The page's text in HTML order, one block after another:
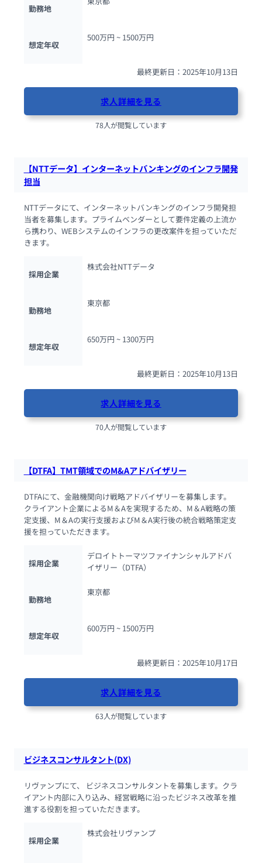
勤務地
想定年収
500万円 ~ 1500万円
最終更新日：2025年10月13日
求人詳細を見る
78人が閲覧しています
【NTTデータ】インターネットバンキングのインフラ開発
担当
NTTデータにて、インターネットバンキングのインフラ開発担
当者を募集します。プライムベンダーとして要件定義の上流か
ら携わり、WEBシステムのインフラの更改案件を担っていただ
きます。
採用企業
株式会社NTTデータ
勤務地
東京都
想定年収
650万円 ~ 1300万円
最終更新日：2025年10月13日
求人詳細を見る
70人が閲覧しています
【DTFA】TMT領域でのM&Aアドバイザリー
DTFAにて、金融機関向け戦略アドバイザリーを募集します。
クライアント企業によるM＆Aを実現するため、M＆A戦略の策
定支援、M＆Aの実行支援およびM＆A実行後の統合戦略策定支
援を担っていただきます。
採用企業
デロイトトーマツファイナンシャルアドバ
イザリー（DTFA）
勤務地
東京都
想定年収
600万円 ~ 1500万円
最終更新日：2025年10月17日
求人詳細を見る
63人が閲覧しています
ビジネスコンサルタント(DX)
リヴァンプにて、 ビジネスコンサルタントを募集します。クラ
イアント内部に入り込み、経営戦略に沿ったビジネス改革を推
進する役割を担っていただきます。
採用企業
株式会社リヴァンプ